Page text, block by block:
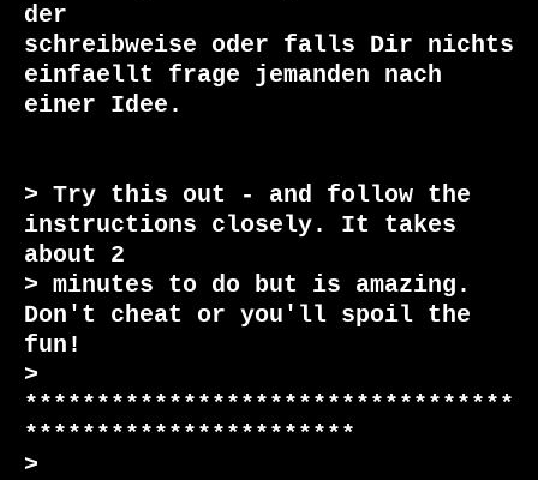
der
schreibweise oder falls Dir nichts
einfaellt frage jemanden nach
einer Idee.
> Try this out - and follow the
instructions closely. It takes
about 2
> minutes to do but is amazing.
Don't cheat or you'll spoil the
fun!
>
**********************************
***********************
>